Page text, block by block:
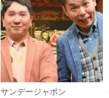
サンデージャポン